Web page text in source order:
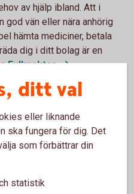
av hjälp ibland. Att i
god vän eller nära anhörig
hämta mediciner, betala
dig i ditt bolag är en
Fullmakter
till med
trots att dina inkomster
ditt val
eller liknande
ska fungera för dig. Det
som förbättrar din
statistik